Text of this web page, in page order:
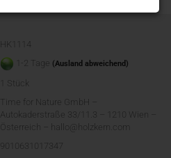
HK1114
1-2 Tage (Ausland abweichend)
Stück
Time for Nature GmbH –
Autokaderstraße 33/11.3 – 1210 Wien –
Österreich – hallo@holzkern.com
9010631017347